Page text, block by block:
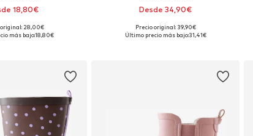
18,80€
en muchas tallas
original: 28,00€
más bajo:18,80€
Desde 34,90€
+1
Disponible en muchas tallas
Precio original: 39,90€
Último precio más bajo:31,41€